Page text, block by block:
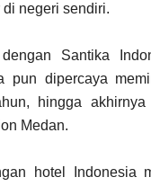
negeri sendiri.
Santika
pun dipercaya
hingga
Medan.
hotel Indonesia